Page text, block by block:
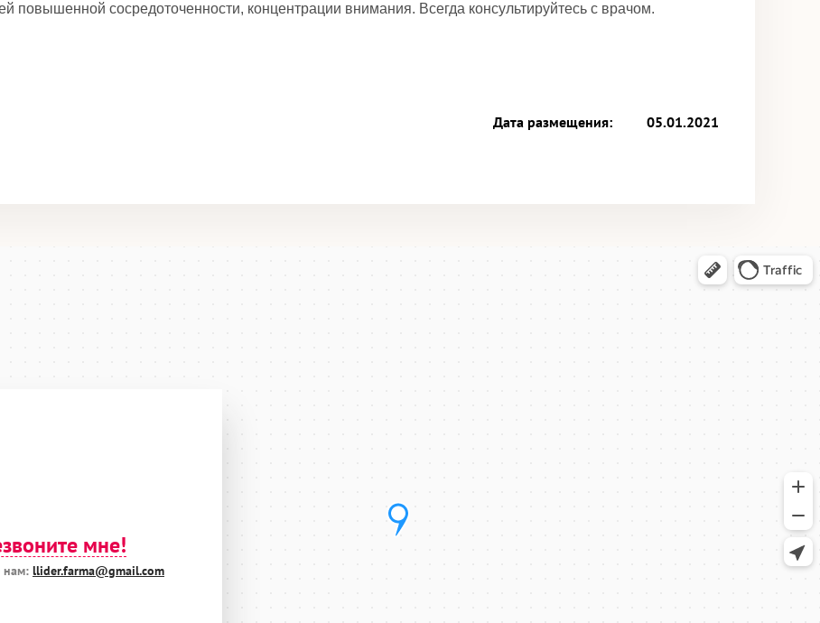
повышенной сосредоточенности, концентрации внимания. Всегда консультируйтесь с врачом.
Дата размещения: 05.01.2021
мне!
нам: llider.farma@gmail.com